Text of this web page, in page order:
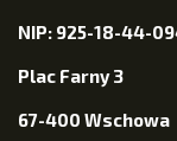
NIP: 925-18-44-
Plac Farny 3
67-400 Wschowa